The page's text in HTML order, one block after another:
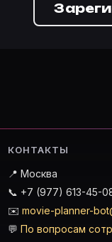
КОНТАКТЫ
📍 Москва
📞 +7 (977) 613-45-
✉️ movie-planner-
💬 По вопросам